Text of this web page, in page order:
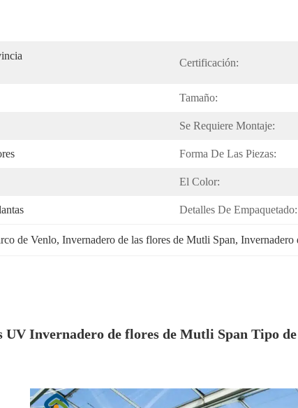
Certificación:
Tamaño:
Se Requiere Montaje:
Forma De Las Piezas:
El Color:
Detalles De Empaquetado:
de Venlo, Invernadero de las flores de Mutli Span, Invernadero
UV Invernadero de flores de Mutli Span Tipo